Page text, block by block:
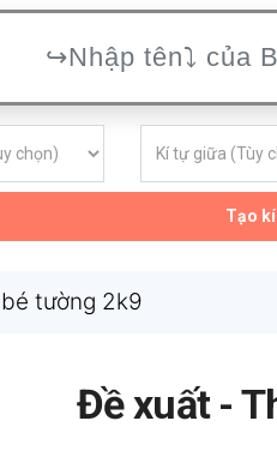
Tạo
bé tường 2k9
Đề xuất -